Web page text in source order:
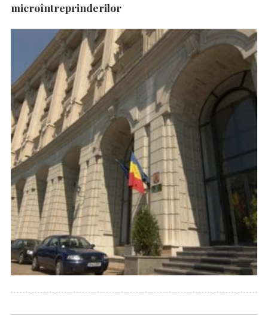
microîntreprinderilor